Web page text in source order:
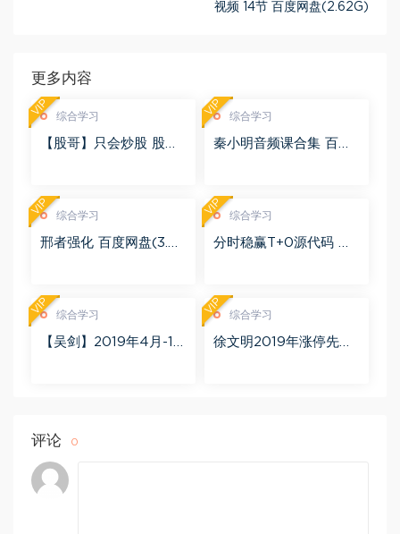
视频 14节 百度网盘(2.62G)
更多内容
综合学习
【股哥】只会炒股 股哥
VIP 综合学习
秦小明音频课合集 百度
VIP
综合学习
邢者强化 百度网盘(3.01
VIP 综合学习
分时稳赢T+0源代码 自
VIP
综合学习
【吴剑】2019年4月-11
VIP 综合学习
徐文明2019年涨停先锋
VIP
评论 0